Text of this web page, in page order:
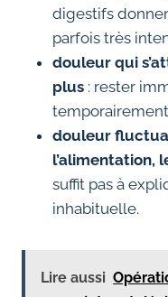
digestifs
parfois très
douleur qui
plus : rester
douleur
l’alimentation,
suffit pas à
inhabituelle.
Lire aussi